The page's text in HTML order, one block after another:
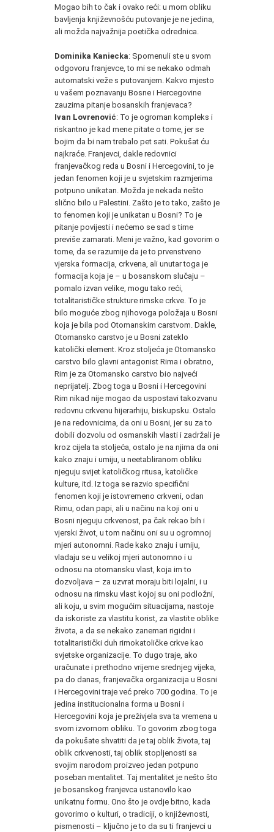
Mogao bih to čak i ovako reći: u mom obliku
bavljenja književnošću putovanje je ne jedina,
ali možda najvažnija poetička odrednica.
Dominika Kaniecka: Spomenuli ste u svom
odgovoru franjevce, to mi se nekako odmah
automatski veže s putovanjem. Kakvo mjesto
u vašem poznavanju Bosne i Hercegovine
zauzima pitanje bosanskih franjevaca?
Ivan Lovrenović: To je ogroman kompleks i
riskantno je kad mene pitate o tome, jer se
bojim da bi nam trebalo pet sati. Pokušat ću
najkraće. Franjevci, dakle redovnici
franjevačkog reda u Bosni i Hercegovini, to je
jedan fenomen koji je u svjetskim razmjerima
potpuno unikatan. Možda je nekada nešto
slično bilo u Palestini. Zašto je to tako, zašto je
to fenomen koji je unikatan u Bosni? To je
pitanje povijesti i nećemo se sad s time
previše zamarati. Meni je važno, kad govorim o
tome, da se razumije da je to prvenstveno
vjerska formacija, crkvena, ali unutar toga je
formacija koja je – u bosanskom slučaju –
pomalo izvan velike, mogu tako reći,
totalitarističke strukture rimske crkve. To je
bilo moguće zbog njihovoga položaja u Bosni
koja je bila pod Otomanskim carstvom. Dakle,
Otomansko carstvo je u Bosni zateklo
katolički element. Kroz stoljeća je Otomansko
carstvo bilo glavni antagonist Rima i obratno,
Rim je za Otomansko carstvo bio najveći
neprijatelj. Zbog toga u Bosni i Hercegovini
Rim nikad nije mogao da uspostavi takozvanu
redovnu crkvenu hijerarhiju, biskupsku. Ostalo
je na redovnicima, da oni u Bosni, jer su za to
dobili dozvolu od osmanskih vlasti i zadržali je
kroz cijela ta stoljeća, ostalo je na njima da oni
kako znaju i umiju, u neetabliranom obliku
njeguju svijet katoličkog ritusa, katoličke
kulture, itd. Iz toga se razvio specifični
fenomen koji je istovremeno crkveni, odan
Rimu, odan papi, ali u načinu na koji oni u
Bosni njeguju crkvenost, pa čak rekao bih i
vjerski život, u tom načinu oni su u ogromnoj
mjeri autonomni. Rade kako znaju i umiju,
vladaju se u velikoj mjeri autonomno i u
odnosu na otomansku vlast, koja im to
dozvoljava – za uzvrat moraju biti lojalni, i u
odnosu na rimsku vlast kojoj su oni podložni,
ali koju, u svim mogućim situacijama, nastoje
da iskoriste za vlastitu korist, za vlastite oblike
života, a da se nekako zanemari rigidni i
totalitaristički duh rimokatoličke crkve kao
svjetske organizacije. To dugo traje, ako
uračunate i prethodno vrijeme srednjeg vijeka,
pa do danas, franjevačka organizacija u Bosni
i Hercegovini traje već preko 700 godina. To je
jedina institucionalna forma u Bosni i
Hercegovini koja je preživjela sva ta vremena u
svom izvornom obliku. To govorim zbog toga
da pokušate shvatiti da je taj oblik života, taj
oblik crkvenosti, taj oblik stopljenosti sa
svojim narodom proizveo jedan potpuno
poseban mentalitet. Taj mentalitet je nešto što
je bosanskog franjevca ustanovilo kao
unikatnu formu. Ono što je ovdje bitno, kada
govorimo o kulturi, o tradiciji, o književnosti,
pismenosti – ključno je to da su ti franjevci u